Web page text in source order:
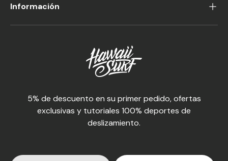
Información
5% de descuento en su primer pedido, ofertas
exclusivas y tutoriales 100% deportes de
deslizamiento.